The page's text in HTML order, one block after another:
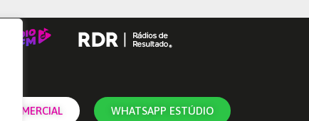
COMERCIAL WHATSAPP ESTÚDIO